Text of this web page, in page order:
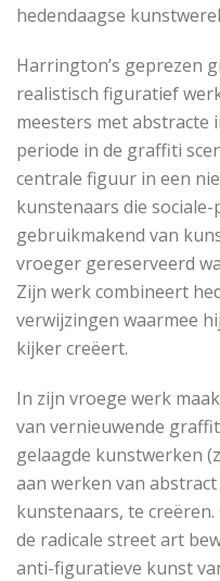
hedendaagse
Harrington’s geprezen
realistisch figuratief
meesters met abstracte
periode in de graffiti
centrale figuur in een
kunstenaars die
gebruikmakend van
vroeger gereserveerd
Zijn werk combineert
verwijzingen waarmee
kijker creëert.
In zijn vroege werk
van vernieuwende
gelaagde kunstwerken
aan werken van
kunstenaars, te
de radicale street art
anti-figuratieve kunst